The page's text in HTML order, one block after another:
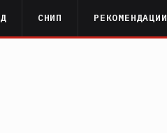
СНИП РЕКОМЕНДАЦИИ